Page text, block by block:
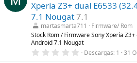
s
t
r
e
l
l
a
Xperia Z3+ dual E6533
7.1 Nougat7.1
martasmarta711
Firmware/ Rom
Stock Rom / Firmware Sony Xperia
Android 7.1 Nougat
0 Descargas 1 31